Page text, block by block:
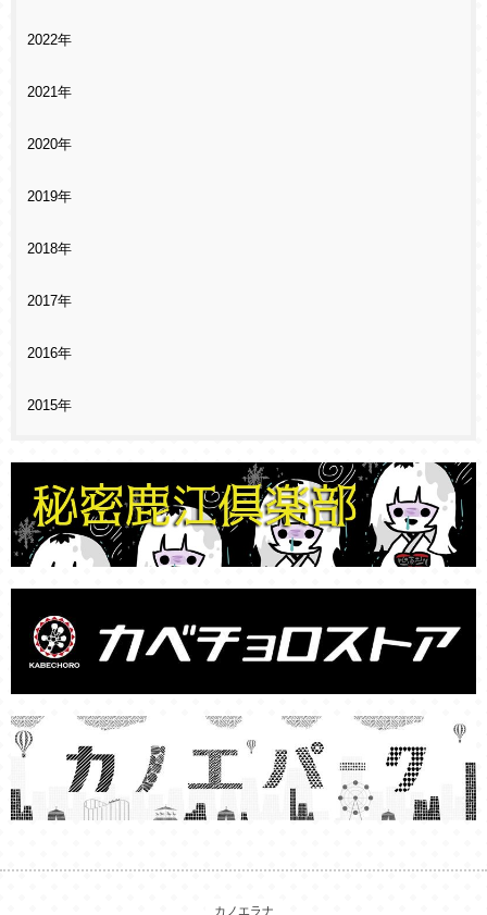
2022年
2021年
2020年
2019年
2018年
2017年
2016年
2015年
カノエラナ